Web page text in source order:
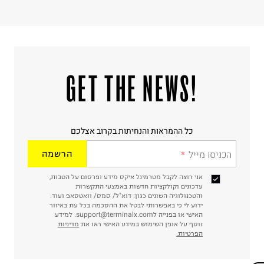
!GET THE NEWS
כל ההמראות והנחיתות בקרוב אצלכם
הכניסו מייל הרשמה
אני רוצה לקבל מטרמינל איקס מידע ופרסום על הטבות,
עדכונים וקולקציות חדשות באמצעי התקשרות
והטכנולוגיה השונים כגון: דוא"ל/ סמס/ וואטסאפ ועוד.
ידוע לי כי באפשרותי לבטל את ההסכמה בכל עת באיזור
האישי או בפנייה לsupport@terminalx.com. למידע
נוסף על אופן השימוש במידע האישי ראו את מדיניות
הפרטיות.